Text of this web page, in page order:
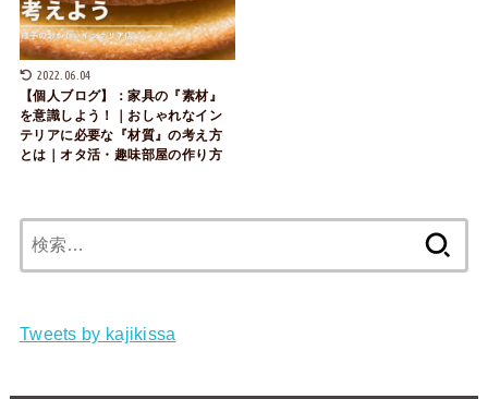
2022.06.04
【個人ブログ】：家具の『素材』
を意識しよう！｜おしゃれなイン
テリアに必要な『材質』の考え方
とは｜オタ活・趣味部屋の作り方
索:
Tweets by kajikissa